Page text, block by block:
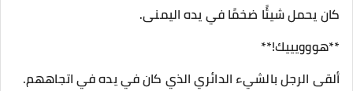
كان يحمل شيئًا ضخمًا في يده اليمنى.
**هووويييك!**
ألقى الرجل بالشيء الدائري الذي كان في يده في اتجاههم.